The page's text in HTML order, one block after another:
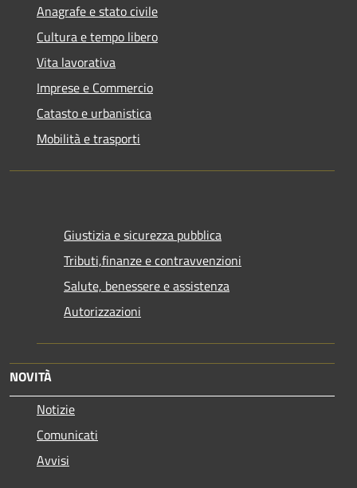
Anagrafe e stato civile
Cultura e tempo libero
Vita lavorativa
Imprese e Commercio
Catasto e urbanistica
Mobilità e trasporti
Giustizia e sicurezza pubblica
Tributi,finanze e contravvenzioni
Salute, benessere e assistenza
Autorizzazioni
NOVITÀ
Notizie
Comunicati
Avvisi